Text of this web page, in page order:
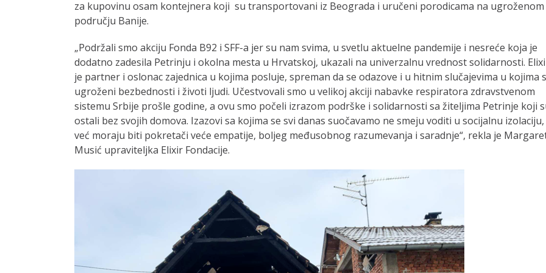
za kupovinu osam kontejnera koji su transportovani iz Beograda i uručeni porodicama na ugroženom
području Banije.
„Podržali smo akciju Fonda B92 i SFF-a jer su nam svima, u svetlu aktuelne pandemije i nesreće koja je
dodatno zadesila Petrinju i okolna mesta u Hrvatskoj, ukazali na univerzalnu vrednost solidarnosti.
je partner i oslonac zajednica u kojima posluje, spreman da se odazove i u hitnim slučajevima u kojima
ugroženi bezbednosti i životi ljudi. Učestvovali smo u velikoj akciji nabavke respiratora zdravstvenom
sistemu Srbije prošle godine, a ovu smo počeli izrazom podrške i solidarnosti sa žiteljima Petrinje koji
ostali bez svojih domova. Izazovi sa kojima se svi danas suočavamo ne smeju voditi u socijalnu izolaciju,
već moraju biti pokretači veće empatije, boljeg međusobnog razumevanja i saradnje“, rekla je
Musić upraviteljka Elixir Fondacije.